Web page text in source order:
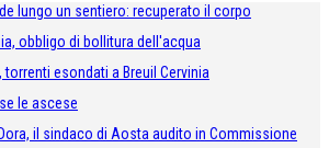
lungo un sentiero: recuperato il corpo
obbligo di bollitura dell'acqua
esondati a Breuil Cervinia
le ascese
il sindaco di Aosta audito in Commissione